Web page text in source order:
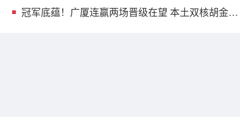
冠军底蕴！广厦连赢两场晋级在望 本土双核胡金秋